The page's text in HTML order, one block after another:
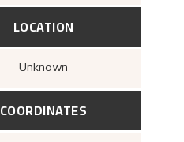
LOCATION
Unknown
COORDINATES